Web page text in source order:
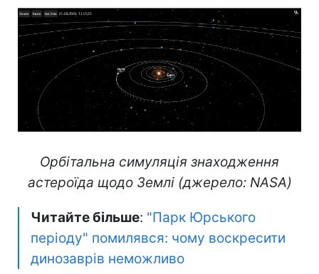
Орбітальна симуляція знаходження
астероїда щодо Землі (джерело: NASA)
Читайте більше: "Парк Юрського
періоду" помилявся: чому воскресити
динозаврів неможливо